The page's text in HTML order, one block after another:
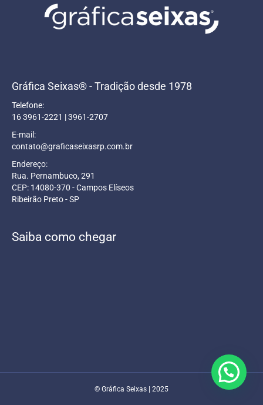
Gráfica Seixas® - Tradição desde 1978
Telefone:
16 3961-2221 | 3961-2707
E-mail:
contato@graficaseixasrp.com.br
Endereço:
Rua. Pernambuco, 291
CEP: 14080-370 - Campos Elíseos
Ribeirão Preto - SP
Saiba como chegar
© Gráfica Seixas | 2025